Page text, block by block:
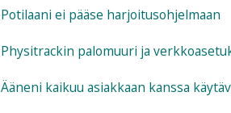
Potilaani ei pääse harjoitusohjelmaan
Physitrackin palomuuri ja
Ääneni kaikuu asiakkaan kanssa